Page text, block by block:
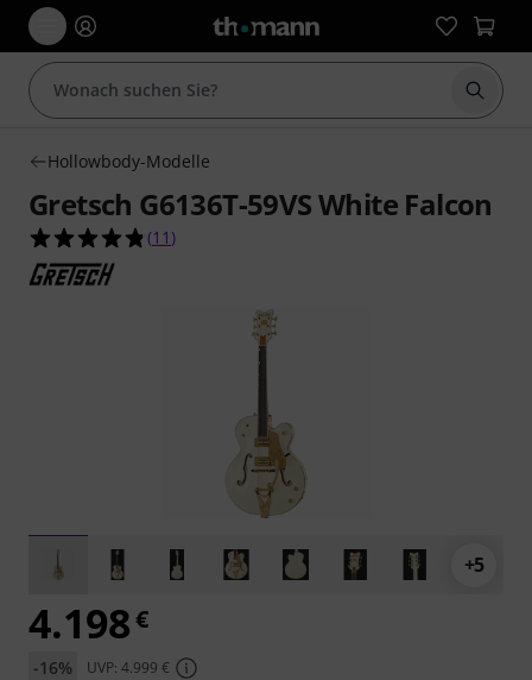
Suche
Hollowbody-Modelle
Gretsch G6136T-59VS White Falcon
4.8 von 5 Sternen aus 11 Kundenbewertungen
(11 )
+5
4.198€
-16% UVP: 4.999 €